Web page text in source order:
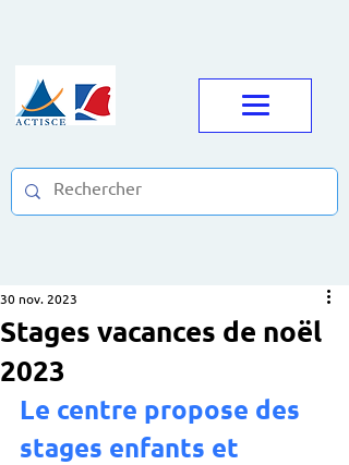
Stages vacances de noël
2023
30 nov. 2023
Le centre propose des
stages enfants et